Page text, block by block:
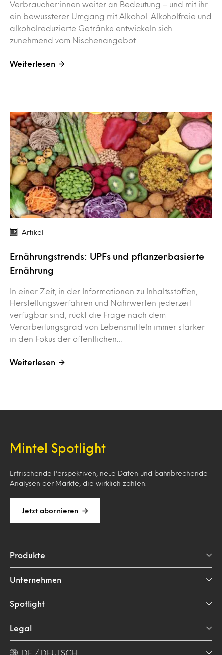
Verbraucher:innen weiter an Bedeutung – und mit ihr
ein bewussterer Umgang mit Alkohol. Alkoholfreie und
alkoholreduzierte Getränke entwickeln sich
zunehmend vom Nischenangebot…
Weiterlesen
Artikel
Ernährungstrends: UPFs und pflanzenbasierte
Ernährung
In einer Zeit, in der Informationen zu Inhaltsstoffen,
Herstellungsverfahren und Nährwerten jederzeit
verfügbar sind, rückt die Frage nach dem
Verarbeitungsgrad von Lebensmitteln immer stärker
in den Fokus der öffentlichen…
Weiterlesen
Mintel Spotlight
Erfrischende Perspektiven, neue Daten und bahnbrechende
Analysen der Märkte, die wirklich zählen.
Jetzt abonnieren
Produkte
Unternehmen
Spotlight
Legal
DE / DEUTSCH